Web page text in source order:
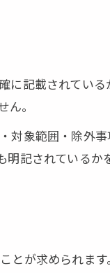
に記載されている
。
対象範囲・除外
記されているか
とが求められま